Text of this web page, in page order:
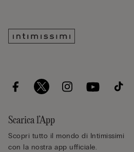
Scarica l’App
Scopri tutto il mondo di Intimissimi
con la nostra app ufficiale.